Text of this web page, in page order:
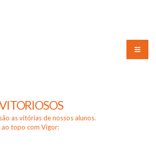
as vitórias de nossos alunos.
ao topo com Vigor: